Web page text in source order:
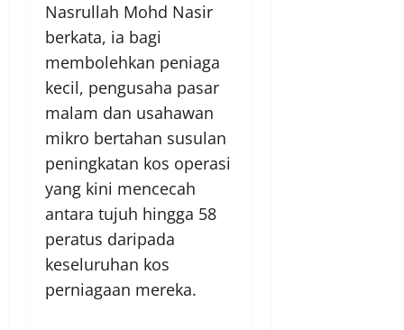
Nasrullah Mohd Nasir
berkata, ia bagi
membolehkan peniaga
kecil, pengusaha pasar
malam dan usahawan
mikro bertahan susulan
peningkatan kos operasi
yang kini mencecah
antara tujuh hingga 58
peratus daripada
keseluruhan kos
perniagaan mereka.